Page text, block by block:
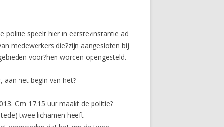
politie speelt hier in eerste?instantie ad
medewerkers die?zijn aangesloten bij
voor?hen worden opengesteld.
aan het begin van het?
Om 17.15 uur maakt de politie?
twee lichamen heeft